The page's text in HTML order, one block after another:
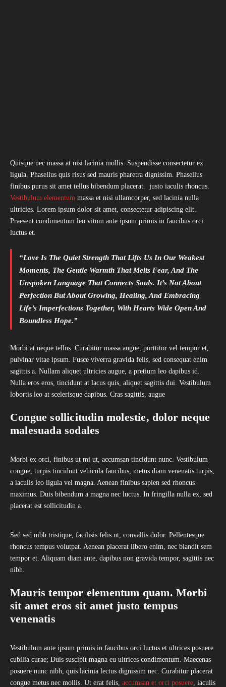
Quisque nec massa at nisi lacinia mollis. Suspendisse consectetur ex
ligula. Phasellus quis risus sed mauris pharetra dignissim. Phasellus
finibus purus sit amet tellus bibendum placerat. justo iaculis rhoncus.
Vestibulum elementum massa et nisi ullamcorper, sed lacinia nulla
ultricies. Lorem ipsum dolor sit amet, consectetur adipiscing elit.
Praesent condimentum leo vitum ante ipsum primis in faucibus orci
luctus et.
“Love Is The Quiet Strength That Lifts Us In Our Weakest
Moments, The Gentle Warmth That Melts Fear, And The
Unspoken Language That Connects Souls. It’s Not About
Perfection But About Growing, Healing, And Embracing
Life’s Imperfections Together, With Hearts Wide Open And
Boundless Hope.”
Morbi at neque tellus. Curabitur massa augue, porttitor vel tempor et,
pulvinar vitae ipsum. Fusce viverra gravida felis, sed consequat enim
sagittis a. Nullam aliquet ultricies augue, a pretium leo dapibus id.
Nulla eros eros, tincidunt at lacus quis, aliquet sagittis dui. Vestibulum
lobortis leo at scelerisque dapibus. Cras sagittis, augue
Congue sollicitudin molestie, dolor neque
malesuada sodales
Morbi ex orci, finibus ut mi ut, accumsan tincidunt nunc. Vestibulum
congue, turpis tincidunt vehicula faucibus, metus diam venenatis turpis,
a iaculis leo ligula vel magna. Aenean finibus sapien sed rhoncus
maximus. Duis bibendum a magna nec luctus. In fringilla nulla ex, sed
placerat est sollicitudin a.
Sed sed nibh tristique, facilisis felis ut, convallis dolor. Pellentesque
rhoncus tempus volutpat. Aenean placerat libero enim, nec blandit sem
tempor et. Aliquam diam ante, dapibus non gravida tempor, sagittis nec
nibh.
Mauris tempor elementum quam. Morbi
sit amet eros sit amet justo tempus
venenatis
Vestibulum ante ipsum primis in faucibus orci luctus et ultrices posuere
cubilia curae; Duis suscipit magna eu ultrices condimentum. Maecenas
posuere nunc nibh, quis lacinia lectus dignissim nec. Curabitur placerat
congue metus nec mollis. Ut erat felis, accumsan et orci posuere , iaculis